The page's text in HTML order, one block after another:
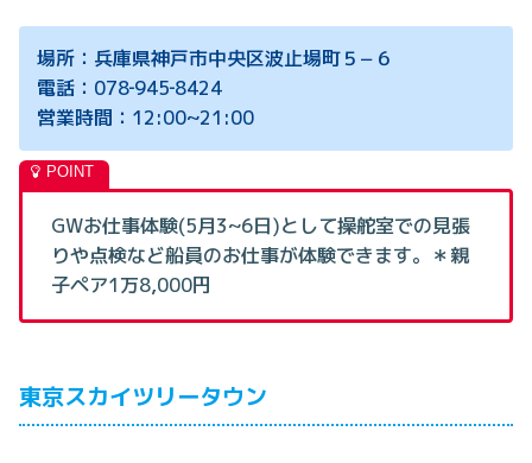
場所：兵庫県神戸市中央区波止場町５−６
電話：078‐945‐8424
営業時間：12:00~21:00
GWお仕事体験(5月3~6日)として操舵室での見張
りや点検など船員のお仕事が体験できます。＊親
子ペア1万8,000円
東京スカイツリータウン